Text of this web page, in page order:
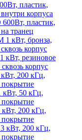
пластик,
корпуса
600Вт, пластик,
транец
1 кВт, бронза,
корпус
кВт, резиновое
корпус
200 кГц,
покрытие
кВт, 50 кГц,
покрытие
200 кГц,
покрытие
кВт, 200 кГц,
покрытие